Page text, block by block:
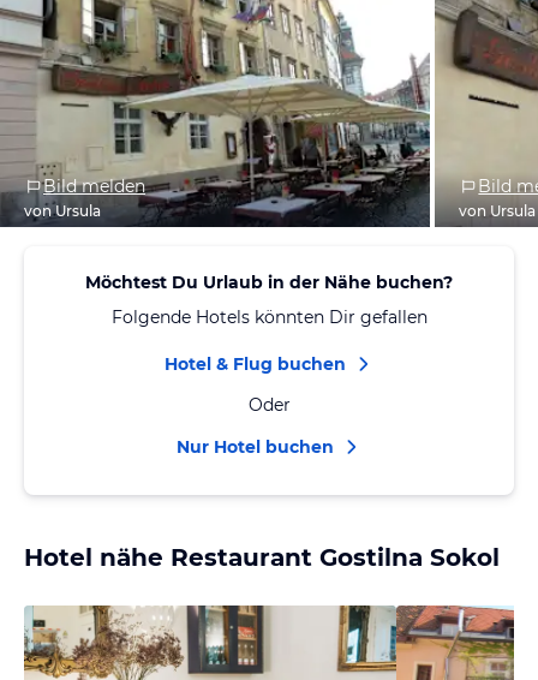
Bild melden
von Ursula
Bild
von Ursula
Möchtest Du Urlaub in der Nähe buchen?
Folgende Hotels könnten Dir gefallen
Hotel & Flug buchen
Oder
Nur Hotel buchen
Hotel nähe Restaurant Gostilna Sokol